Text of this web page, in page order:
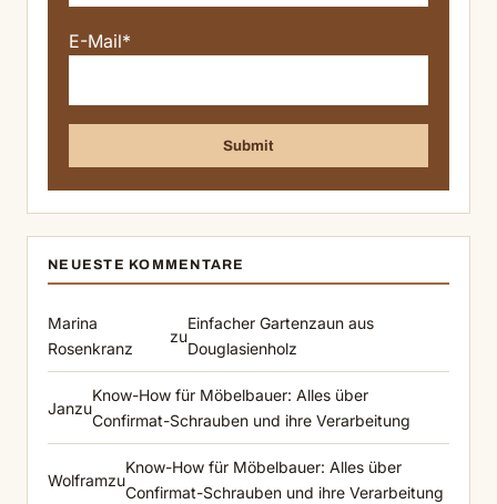
E-Mail*
NEUESTE KOMMENTARE
Marina
Rosenkranz
zu
Einfacher Gartenzaun aus
Douglasienholz
Janzu
Know-How für Möbelbauer: Alles über
Confirmat-Schrauben und ihre Verarbeitung
Wolframzu
Know-How für Möbelbauer: Alles über
Confirmat-Schrauben und ihre Verarbeitung